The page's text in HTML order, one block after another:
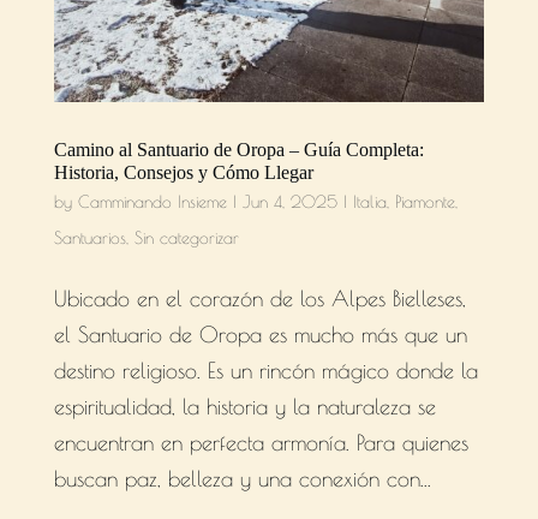
Camino al Santuario de Oropa – Guía Completa:
Historia, Consejos y Cómo Llegar
by Camminando Insieme| Jun 4, 2025| Italia Piamonte,
Santuarios, Sin categorizar
Ubicado en el corazón de los Alpes Bielleses,
el Santuario de Oropa es mucho más que un
destino religioso. Es un rincón mágico donde la
espiritualidad, la historia y la naturaleza se
encuentran en perfecta armonía. Para quienes
buscan paz, belleza y una conexión con...